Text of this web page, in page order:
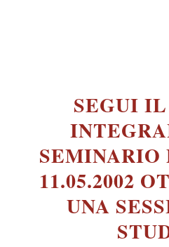
SEGUI
SEMINARIO
11.05.2002
UNA